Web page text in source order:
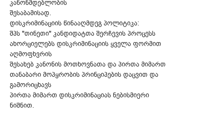
კანონმდებლობის
შესაბამისად.
დისკრიმინაციის წინააღმდეგ პოლიტიკა:
შპს "თინეთი" კანდიდატთა შერჩევის პროცესს
ახორციელებს დისკრიმინაციის ყველა ფორმით
აღმოფხვრის
შესახებ კანონის მოთხოვნათა და პირთა მიმართ
თანაბარი მოპყრობის პრინციპების დაცვით და
გამორიცხავს
პირთა მიმართ დისკრიმინაციას ნებისმიერი
ნიშნით.